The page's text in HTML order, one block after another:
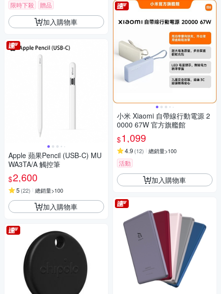
限時下殺 贈品
加入購物車
Apple 蘋果Pencil (USB-C) MU
WA3TA/A 觸控筆
$2,600
5 (22) 總銷量>100
加入購物車
小米 Xiaomi 自帶線行動電源 2
0000 67W 官方旗艦館
$1,099
4.9 (12) 總銷量>100
活動
加入購物車